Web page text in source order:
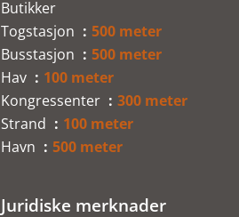
Butikker
Togstasjon
500 meter
Busstasjon
500 meter
Hav
100 meter
Kongressenter
300 meter
Strand
100 meter
Havn
500 meter
Juridiske merknader